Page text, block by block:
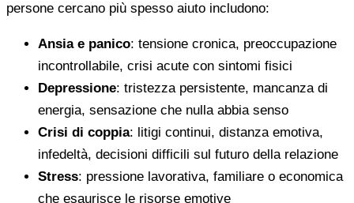
persone cercano più spesso aiuto includono:
Ansia e panico: tensione cronica, preoccupazione
incontrollabile, crisi acute con sintomi fisici
Depressione: tristezza persistente, mancanza di
energia, sensazione che nulla abbia senso
Crisi di coppia: litigi continui, distanza emotiva,
infedeltà, decisioni difficili sul futuro della relazione
Stress: pressione lavorativa, familiare o economica
che esaurisce le risorse emotive